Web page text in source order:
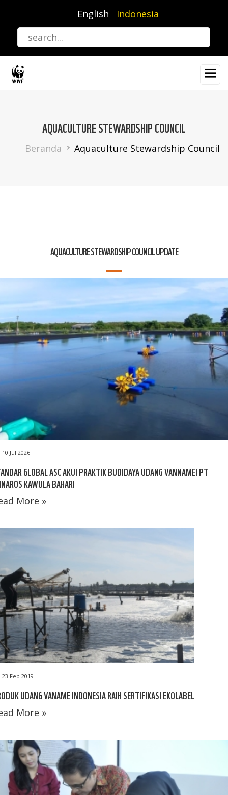
utama
English Indonesia
AQUACULTURE STEWARDSHIP COUNCIL
Breadcrumb
Beranda Aquaculture Stewardship Council
AQUACULTURE STEWARDSHIP COUNCIL UPDATE
10 Jul 2026
GLOBAL ASC AKUI PRAKTIK BUDIDAYA UDANG VANNAMEI PT
KAWULA BAHARI
More »
23 Feb 2019
UDANG VANAME INDONESIA RAIH SERTIFIKASI EKOLABEL
More »